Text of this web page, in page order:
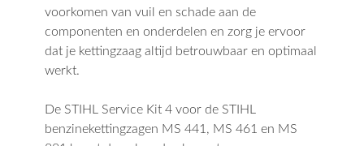
voorkomen van vuil en schade aan de
componenten en onderdelen en zorg je ervoor
dat je kettingzaag altijd betrouwbaar en optimaal
werkt.
De STIHL Service Kit 4 voor de STIHL
benzinekettingzagen MS 441, MS 461 en MS